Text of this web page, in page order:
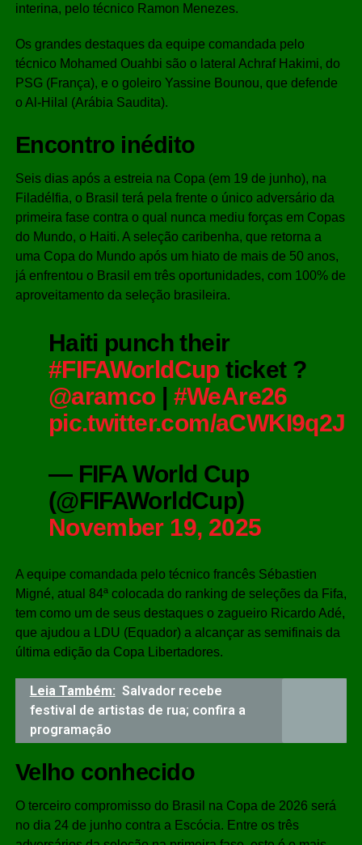
interina, pelo técnico Ramon Menezes.
Os grandes destaques da equipe comandada pelo
técnico Mohamed Ouahbi são o lateral Achraf Hakimi, do
PSG (França), e o goleiro Yassine Bounou, que defende
o Al-Hilal (Arábia Saudita).
Encontro inédito
Seis dias após a estreia na Copa (em 19 de junho), na
Filadélfia, o Brasil terá pela frente o único adversário da
primeira fase contra o qual nunca mediu forças em Copas
do Mundo, o Haiti. A seleção caribenha, que retorna a
uma Copa do Mundo após um hiato de mais de 50 anos,
já enfrentou o Brasil em três oportunidades, com 100% de
aproveitamento da seleção brasileira.
Haiti punch their
#FIFAWorldCup ticket ?️
@aramco| #WeAre26
pic.twitter.com/aCWKI9q2JD
— FIFA World Cup
(@FIFAWorldCup)
November 19, 2025
A equipe comandada pelo técnico francês Sébastien
Migné, atual 84ª colocada do ranking de seleções da Fifa,
tem como um de seus destaques o zagueiro Ricardo Adé,
que ajudou a LDU (Equador) a alcançar as semifinais da
última edição da Copa Libertadores.
Leia Também: Salvador recebe
festival de artistas de rua; confira a
programação
Velho conhecido
O terceiro compromisso do Brasil na Copa de 2026 será
no dia 24 de junho contra a Escócia. Entre os três